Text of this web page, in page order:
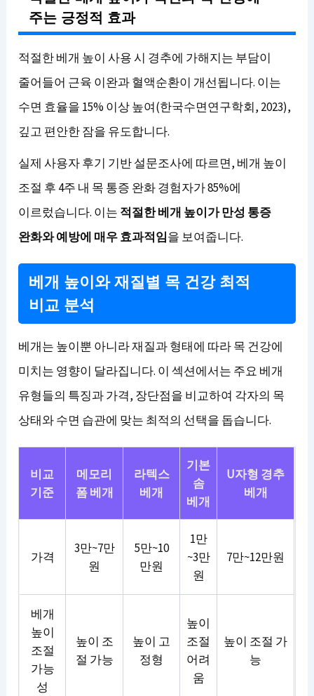
주는 긍정적 효과
적절한 베개 높이 사용 시 경추에 가해지는 부담이
줄어들어 근육 이완과 혈액순환이 개선됩니다. 이는
수면 효율을 15% 이상 높여(한국수면연구학회, 2023),
깊고 편안한 잠을 유도합니다.
실제 사용자 후기 기반 설문조사에 따르면, 베개 높이
조절 후 4주 내 목 통증 완화 경험자가 85%에
이르렀습니다. 이는 적절한 베개 높이가 만성 통증
완화와 예방에 매우 효과적임을 보여줍니다.
베개 높이와 재질별 목 건강 최적
비교 분석
베개는 높이뿐 아니라 재질과 형태에 따라 목 건강에
미치는 영향이 달라집니다. 이 섹션에서는 주요 베개
유형들의 특징과 가격, 장단점을 비교하여 각자의 목
상태와 수면 습관에 맞는 최적의 선택을 돕습니다.
비교
기준
메모리
폼 베개
라텍스
베개
기본
솜
베개
U자형 경추
베개
가격
3만~7만
원
5만~10
만원
1만
~3만
원
7만~12만원
베개
높이
조절
가능
성
높이 조
절 가능
높이 고
정형
높이
조절
어려
움
높이 조절 가
능